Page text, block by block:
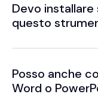
Devo
questo
Posso anche
Word o